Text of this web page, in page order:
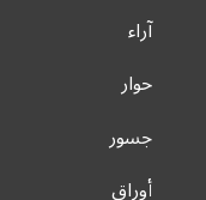
آراء
حوار
جسور
أوراق